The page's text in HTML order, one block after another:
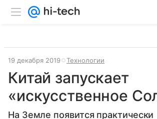
19 декабря 2019 Технологии
Китай запускает
«искусственное
На Земле появится практически